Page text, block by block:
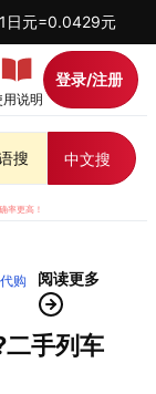
1日元=0.0429元
用说明
登录/注册
搜 中文搜
率更高！
购
阅读更多
手列车